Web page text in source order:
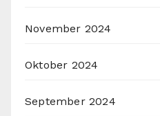
November 2024
Oktober 2024
September 2024